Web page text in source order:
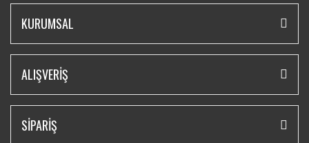
KURUMSAL
ALIŞVERİŞ
SİPARİŞ